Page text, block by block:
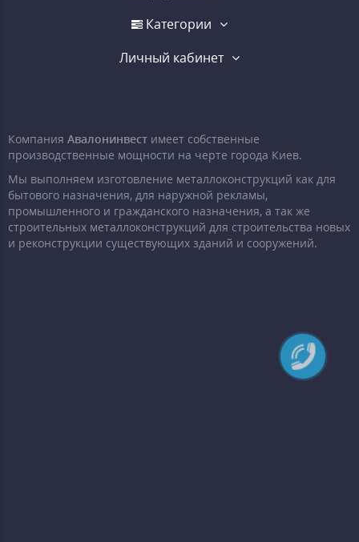
Категории
Личный кабинет
Компания Авалонинвест имеет собственные
производственные мощности на черте города Киев.
Мы выполняем изготовление металлоконструкций как для
бытового назначения, для наружной рекламы,
промышленного и гражданского назначения, а так же
строительных металлоконструкций для строительства новых
и реконструкции существующих зданий и сооружений.